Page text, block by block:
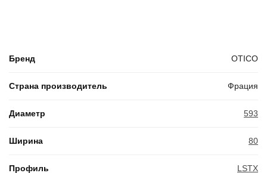
Бренд OTICO
Страна производитель Фрация
Диаметр 593
Ширина 80
Профиль LSTX